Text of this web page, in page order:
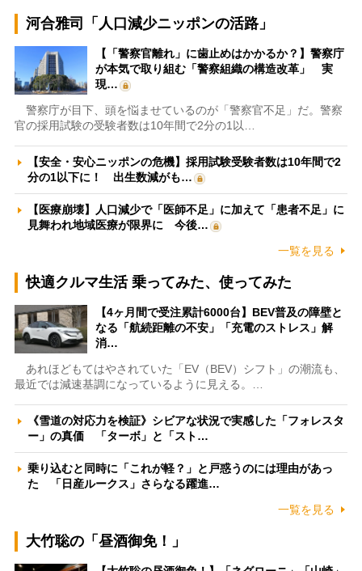
河合雅司「人口減少ニッポンの活路」
【「警察官離れ」に歯止めはかかるか？】警察庁
が本気で取り組む「警察組織の構造改革」 実
現…
警察庁が目下、頭を悩ませているのが「警察官不足」だ。警察
官の採用試験の受験者数は10年間で2分の1以…
【安全・安心ニッポンの危機】採用試験受験者数は10年間で2
分の1以下に！ 出生数減がも…
【医療崩壊】人口減少で「医師不足」に加えて「患者不足」に
見舞われ地域医療が限界に 今後…
一覧を見る
快適クルマ生活 乗ってみた、使ってみた
【4ヶ月間で受注累計6000台】BEV普及の障壁と
なる「航続距離の不安」「充電のストレス」解
消…
あれほどもてはやされていた「EV（BEV）シフト」の潮流も、
最近では減速基調になっているように見える。…
《雪道の対応力を検証》シビアな状況で実感した「フォレスタ
ー」の真価 「ターボ」と「スト…
乗り込むと同時に「これが軽？」と戸惑うのには理由があっ
た 「日産ルークス」さらなる躍進…
一覧を見る
大竹聡の「昼酒御免！」